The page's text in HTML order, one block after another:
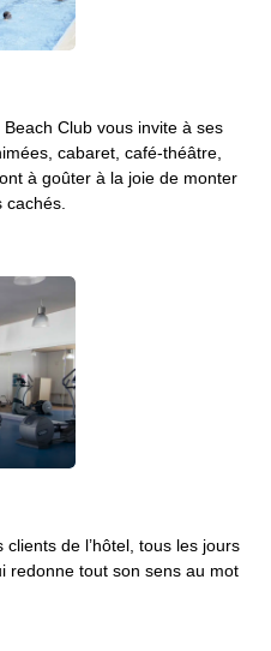
Beach Club vous invite à ses
cabaret, café-théâtre,
à goûter à la joie de monter
de l’hôtel, tous les jours
redonne tout son sens au mot